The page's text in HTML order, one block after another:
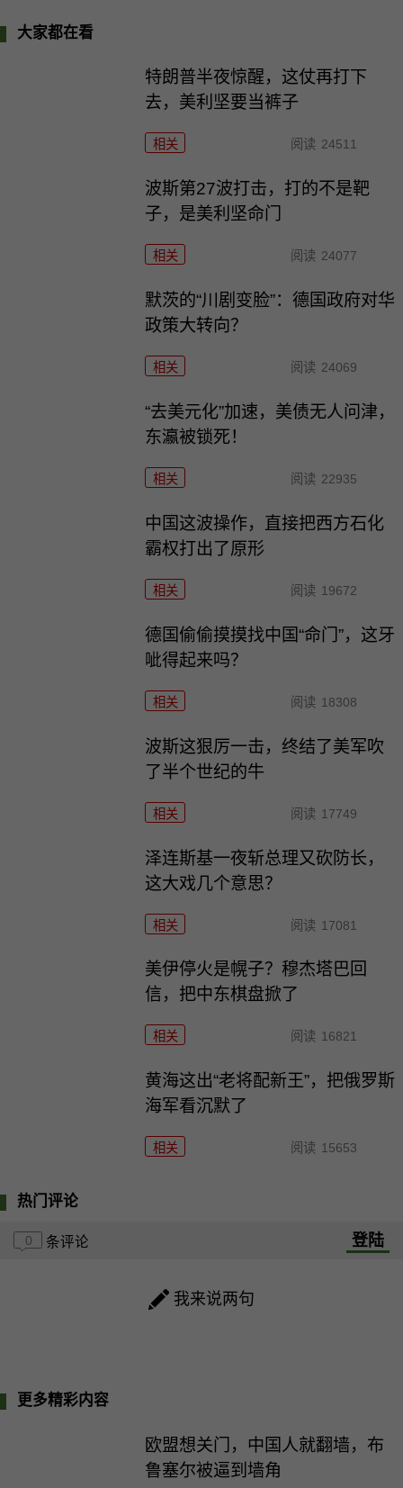
大家都在看
特朗普半夜惊醒，这仗再打下
去，美利坚要当裤子
相关 阅读 24511
波斯第27波打击，打的不是靶
子，是美利坚命门
相关 阅读 24077
默茨的“川剧变脸”：德国政府对华
政策大转向？
相关 阅读 24069
“去美元化”加速，美债无人问津，
东瀛被锁死！
相关 阅读 22935
中国这波操作，直接把西方石化
霸权打出了原形
相关 阅读 19672
德国偷偷摸摸找中国“命门”，这牙
呲得起来吗？
相关 阅读 18308
波斯这狠厉一击，终结了美军吹
了半个世纪的牛
相关 阅读 17749
泽连斯基一夜斩总理又砍防长，
这大戏几个意思？
相关 阅读 17081
美伊停火是幌子？穆杰塔巴回
信，把中东棋盘掀了
相关 阅读 16821
黄海这出“老将配新王”，把俄罗斯
海军看沉默了
相关 阅读 15653
热门评论
0 条评论 登陆
我来说两句
更多精彩内容
欧盟想关门，中国人就翻墙，布
鲁塞尔被逼到墙角